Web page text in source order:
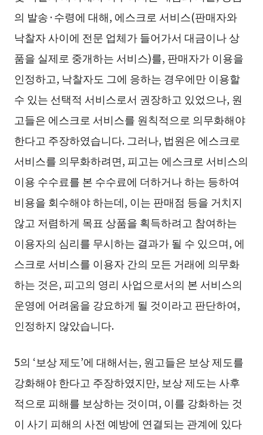
의 발송·수령에 대해, 에스크로 서비스(판매자와
낙찰자 사이에 전문 업체가 들어가서 대금이나 상
품을 실제로 중개하는 서비스)를, 판매자가 이용을
인정하고, 낙찰자도 그에 응하는 경우에만 이용할
수 있는 선택적 서비스로서 권장하고 있었으나, 원
고들은 에스크로 서비스를 원칙적으로 의무화해야
한다고 주장하였습니다. 그러나, 법원은 에스크로
서비스를 의무화하려면, 피고는 에스크로 서비스의
이용 수수료를 본 수수료에 더하거나 하는 등하여
비용을 회수해야 하는데, 이는 판매점 등을 거치지
않고 저렴하게 목표 상품을 획득하려고 참여하는
이용자의 심리를 무시하는 결과가 될 수 있으며, 에
스크로 서비스를 이용자 간의 모든 거래에 의무화
하는 것은, 피고의 영리 사업으로서의 본 서비스의
운영에 어려움을 강요하게 될 것이라고 판단하여,
인정하지 않았습니다.
5의 ‘보상 제도’에 대해서는, 원고들은 보상 제도를
강화해야 한다고 주장하였지만, 보상 제도는 사후
적으로 피해를 보상하는 것이며, 이를 강화하는 것
이 사기 피해의 사전 예방에 연결되는 관계에 있다